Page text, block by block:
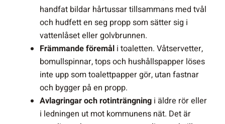
handfat bildar hårtussar tillsammans med tvål
och hudfett en seg propp som sätter sig i
vattenlåset eller golvbrunnen.
Främmande föremåli toaletten. Våtservetter,
bomullspinnar, tops och hushållspapper löses
inte upp som toalettpapper gör, utan fastnar
och bygger på en propp.
Avlagringar och rotinträngningi äldre rör eller
i ledningen ut mot kommunens nät. Det är